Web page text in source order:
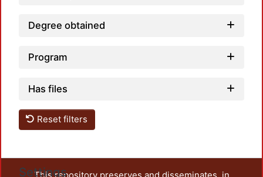
Degree obtained
Program
Has files
Reset filters
Settings